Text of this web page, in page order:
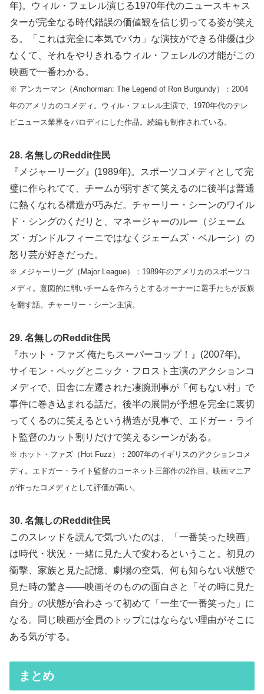
年)。ウィル・フェレル演じる1970年代のニュースキャス
ターが完全なる時代錯誤の価値観を信じ切ってる姿が笑え
る。「これは完全に本気でバカ」な演技ができる俳優は少
なくて、それをやりきれるウィル・フェレルの才能がこの
映画で一番わかる。
※ アンカーマン（Anchorman: The Legend of Ron Burgundy）：2004
年のアメリカのコメディ。ウィル・フェレル主演で、1970年代のテレ
ビニュース業界をパロディにした作品。続編も制作されている。
28. 名無しのReddit住民
『メジャーリーグ』(1989年)。スポーツコメディとして完
璧に作られてて、チームが弱すぎて笑えるのに後半は普通
に熱くなれる構造が巧みだ。チャーリー・シーンのワイル
ド・シングのくだりと、マネージャーのルー（ジェーム
ズ・ガンドルフィーニではなくジェームズ・ベルーシ）の
怒り芸が好きだった。
※ メジャーリーグ（Major League）：1989年のアメリカのスポーツコ
メディ。意図的に弱いチームを作ろうとするオーナーに選手たちが反旗
を翻す話。チャーリー・シーン主演。
29. 名無しのReddit住民
『ホット・ファズ 俺たちスーパーコップ！』(2007年)。
サイモン・ペッグとニック・フロスト主演のアクションコ
メディで、田舎に左遷された凄腕刑事が「何もない村」で
事件に巻き込まれる話だ。後半の展開が予想を完全に裏切
ってくるのに笑えるという構造が見事で、エドガー・ライ
ト監督のカット割りだけで笑えるシーンがある。
※ ホット・ファズ（Hot Fuzz）：2007年のイギリスのアクションコメ
ディ。エドガー・ライト監督のコーネット三部作の2作目。映画マニア
が作ったコメディとして評価が高い。
30. 名無しのReddit住民
このスレッドを読んで気づいたのは、「一番笑った映画」
は時代・状況・一緒に見た人で変わるということ。初見の
衝撃、家族と見た記憶、劇場の空気、何も知らない状態で
見た時の驚き——映画そのものの面白さと「その時に見た
自分」の状態が合わさって初めて「一生で一番笑った」に
なる。同じ映画が全員のトップにはならない理由がそこに
ある気がする。
まとめ